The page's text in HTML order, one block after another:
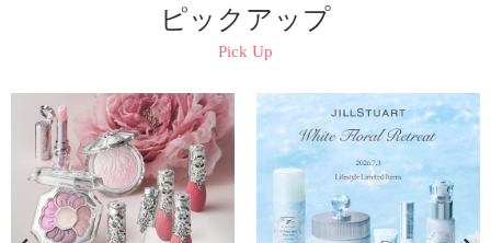
ピックアップ
Pick Up